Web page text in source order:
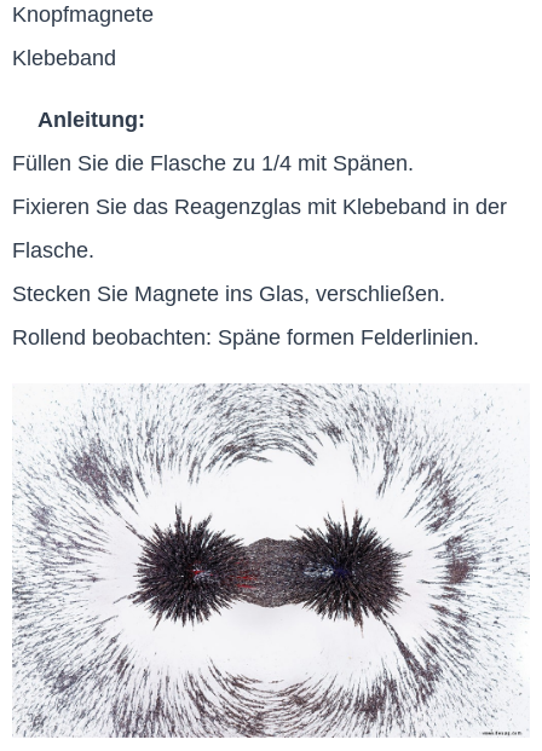
Knopfmagnete
Klebeband
Anleitung:
Füllen Sie die Flasche zu 1/4 mit Spänen.
Fixieren Sie das Reagenzglas mit Klebeband in der
Flasche.
Stecken Sie Magnete ins Glas, verschließen.
Rollend beobachten: Späne formen Felderlinien.